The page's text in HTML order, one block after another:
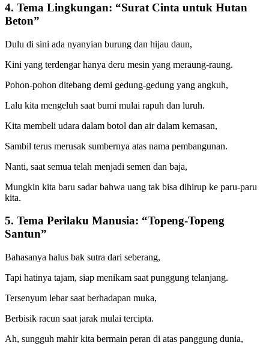
4. Tema Lingkungan: “Surat Cinta untuk Hutan
Beton”
Dulu di sini ada nyanyian burung dan hijau daun,
Kini yang terdengar hanya deru mesin yang meraung-raung.
Pohon-pohon ditebang demi gedung-gedung yang angkuh,
Lalu kita mengeluh saat bumi mulai rapuh dan luruh.
Kita membeli udara dalam botol dan air dalam kemasan,
Sambil terus merusak sumbernya atas nama pembangunan.
Nanti, saat semua telah menjadi semen dan baja,
Mungkin kita baru sadar bahwa uang tak bisa dihirup ke paru-paru
kita.
5. Tema Perilaku Manusia: “Topeng-Topeng
Santun”
Bahasanya halus bak sutra dari seberang,
Tapi hatinya tajam, siap menikam saat punggung telanjang.
Tersenyum lebar saat berhadapan muka,
Berbisik racun saat jarak mulai tercipta.
Ah, sungguh mahir kita bermain peran di atas panggung dunia,